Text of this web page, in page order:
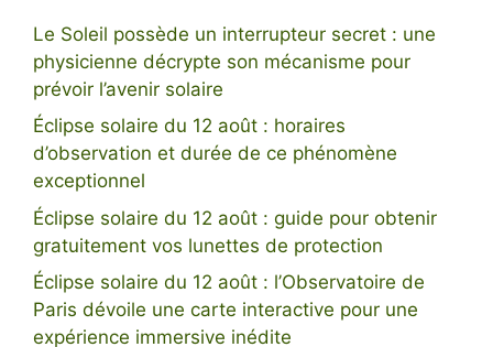
Le Soleil possède un interrupteur secret : une
physicienne décrypte son mécanisme pour
prévoir l’avenir solaire
Éclipse solaire du 12 août : horaires
d’observation et durée de ce phénomène
exceptionnel
Éclipse solaire du 12 août : guide pour obtenir
gratuitement vos lunettes de protection
Éclipse solaire du 12 août : l’Observatoire de
Paris dévoile une carte interactive pour une
expérience immersive inédite